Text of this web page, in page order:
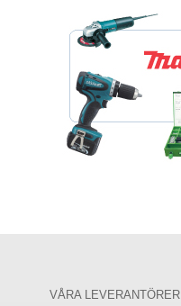
VÅRA LEVERANTÖRER